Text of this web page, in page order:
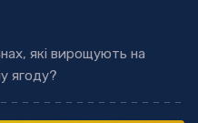
які вирощують на
ягоду?